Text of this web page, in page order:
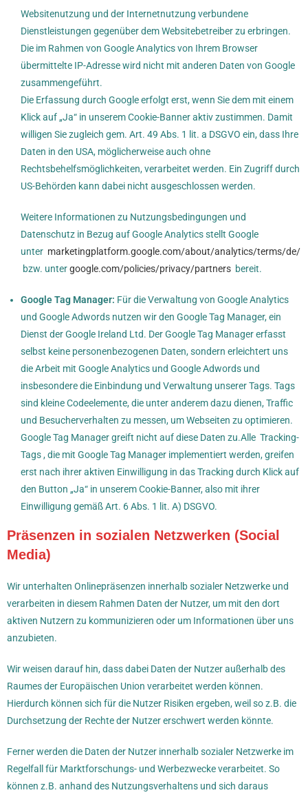
Websitenutzung und der Internetnutzung verbundene
Dienstleistungen gegenüber dem Websitebetreiber zu erbringen.
Die im Rahmen von Google Analytics von Ihrem Browser
übermittelte IP-Adresse wird nicht mit anderen Daten von Google
zusammengeführt.
Die Erfassung durch Google erfolgt erst, wenn Sie dem mit einem
Klick auf „Ja“ in unserem Cookie-Banner aktiv zustimmen. Damit
willigen Sie zugleich gem. Art. 49 Abs. 1 lit. a DSGVO ein, dass Ihre
Daten in den USA, möglicherweise auch ohne
Rechtsbehelfsmöglichkeiten, verarbeitet werden. Ein Zugriff durch
US-Behörden kann dabei nicht ausgeschlossen werden.
Weitere Informationen zu Nutzungsbedingungen und
Datenschutz in Bezug auf Google Analytics stellt Google
unter marketingplatform.google.com/about/analytics/terms/de/
bzw. untergoogle.com/policies/privacy/partners bereit.
Google Tag Manager: Für die Verwaltung von Google Analytics
und Google Adwords nutzen wir den Google Tag Manager, ein
Dienst der Google Ireland Ltd. Der Google Tag Manager erfasst
selbst keine personenbezogenen Daten, sondern erleichtert uns
die Arbeit mit Google Analytics und Google Adwords und
insbesondere die Einbindung und Verwaltung unserer Tags. Tags
sind kleine Codeelemente, die unter anderem dazu dienen, Traffic
und Besucherverhalten zu messen, um Webseiten zu optimieren.
Google Tag Manager greift nicht auf diese Daten zu.Alle Tracking-
Tags , die mit Google Tag Manager implementiert werden, greifen
erst nach ihrer aktiven Einwilligung in das Tracking durch Klick auf
den Button „Ja“ in unserem Cookie-Banner, also mit ihrer
Einwilligung gemäß Art. 6 Abs. 1 lit. A) DSGVO.
Präsenzen in sozialen Netzwerken (Social
Media)
Wir unterhalten Onlinepräsenzen innerhalb sozialer Netzwerke und
verarbeiten in diesem Rahmen Daten der Nutzer, um mit den dort
aktiven Nutzern zu kommunizieren oder um Informationen über uns
anzubieten.
Wir weisen darauf hin, dass dabei Daten der Nutzer außerhalb des
Raumes der Europäischen Union verarbeitet werden können.
Hierdurch können sich für die Nutzer Risiken ergeben, weil so z.B. die
Durchsetzung der Rechte der Nutzer erschwert werden könnte.
Ferner werden die Daten der Nutzer innerhalb sozialer Netzwerke im
Regelfall für Marktforschungs- und Werbezwecke verarbeitet. So
können z.B. anhand des Nutzungsverhaltens und sich daraus